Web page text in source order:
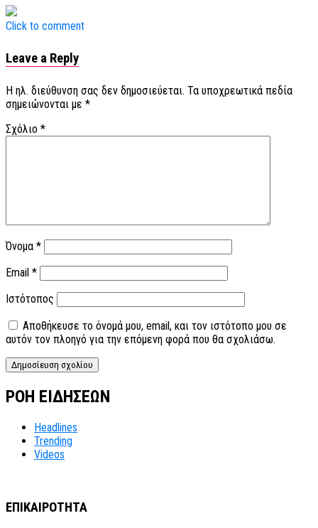
Click to comment
Leave a Reply
Η ηλ. διεύθυνση σας δεν δημοσιεύεται. Τα υποχρεωτικά πεδία
σημειώνονται με *
Σχόλιο *
Όνομα *
Email *
Ιστότοπος
Αποθήκευσε το όνομά μου, email, και τον ιστότοπο μου σε
αυτόν τον πλοηγό για την επόμενη φορά που θα σχολιάσω.
ΡΟΗ ΕΙΔΗΣΕΩΝ
Headlines
Trending
Videos
ΕΠΙΚΑΙΡΟΤΗΤΑ